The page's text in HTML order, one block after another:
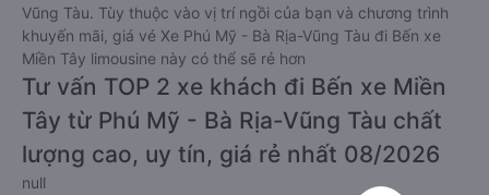
Vũng Tàu. Tùy thuộc vào vị trí ngồi của bạn và chương trình
khuyến mãi, giá vé Xe Phú Mỹ - Bà Rịa-Vũng Tàu đi Bến xe
Miền Tây limousine này có thể sẽ rẻ hơn
Tư vấn TOP 2 xe khách đi Bến xe Miền
Tây từ Phú Mỹ - Bà Rịa-Vũng Tàu chất
lượng cao, uy tín, giá rẻ nhất 08/2026
null